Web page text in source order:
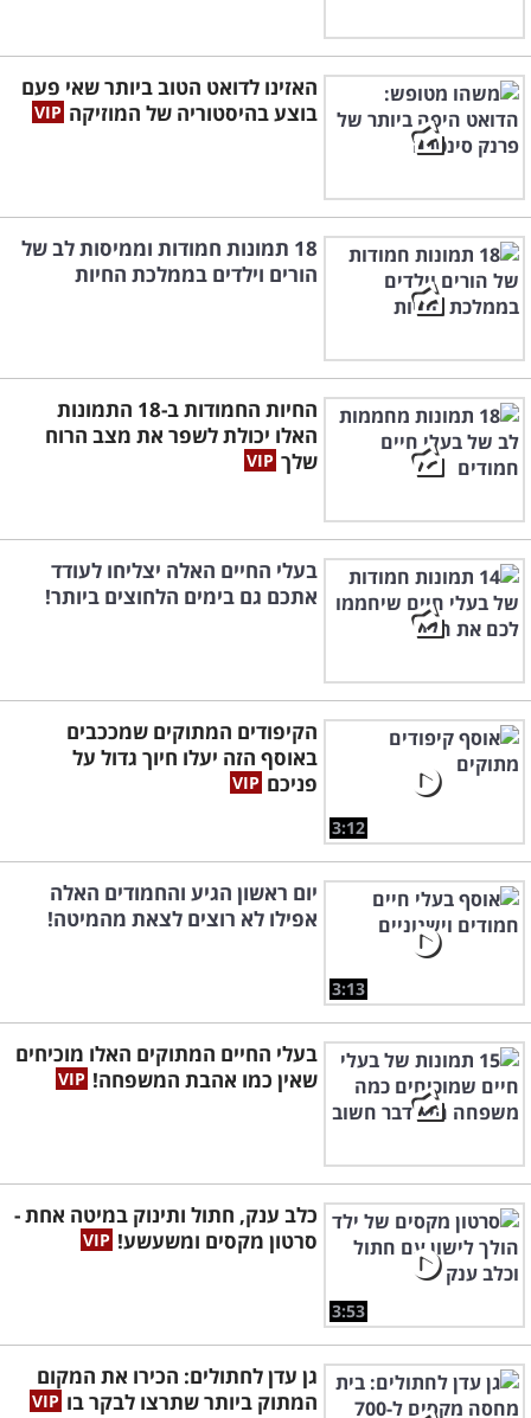
האזינו לדואט הטוב ביותר שאי פעם
בוצע בהיסטוריה של המוזיקה
18 תמונות חמודות וממיסות לב של
הורים וילדים בממלכת החיות
החיות החמודות ב-18 התמונות
האלו יכולת לשפר את מצב הרוח
שלך
בעלי החיים האלה יצליחו לעודד
אתכם גם בימים הלחוצים ביותר!
3:12
הקיפודים המתוקים שמככבים
באוסף הזה יעלו חיוך גדול על
פניכם
3:13
יום ראשון הגיע והחמודים האלה
אפילו לא רוצים לצאת מהמיטה!
בעלי החיים המתוקים האלו מוכיחים
שאין כמו אהבת המשפחה!
3:53
כלב ענק, חתול ותינוק במיטה אחת -
סרטון מקסים ומשעשע!
גן עדן לחתולים: הכירו את המקום
המתוק ביותר שתרצו לבקר בו